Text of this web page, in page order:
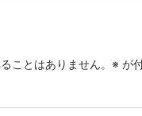
ことはありません。 ※ が